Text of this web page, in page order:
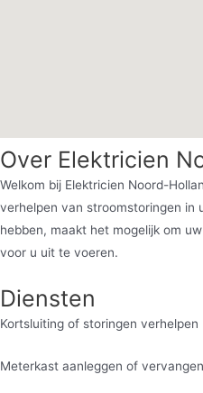
Over Elektricien
Welkom bij Elektricien Noord-
verhelpen van stroomstoringen in
hebben, maakt het mogelijk om
voor u uit te voeren.
Diensten
Kortsluiting of storingen verhelpen
Meterkast aanleggen of vervangen